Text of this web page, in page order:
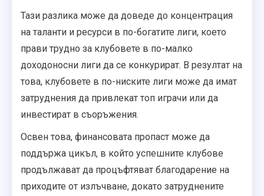
Тази разлика може да доведе до концентрация
на таланти и ресурси в по-богатите лиги, което
прави трудно за клубовете в по-малко
доходоносни лиги да се конкурират. В резултат на
това, клубовете в по-ниските лиги може да имат
затруднения да привлекат топ играчи или да
инвестират в съоръжения.
Освен това, финансовата пропаст може да
поддържа цикъл, в който успешните клубове
продължават да процъфтяват благодарение на
приходите от излъчване, докато затруднените